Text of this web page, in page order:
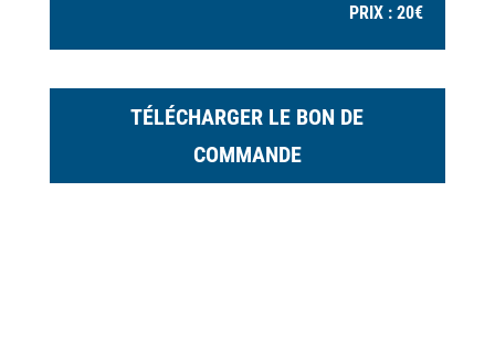
PRIX : 20€
TÉLÉCHARGER LE BON DE
COMMANDE